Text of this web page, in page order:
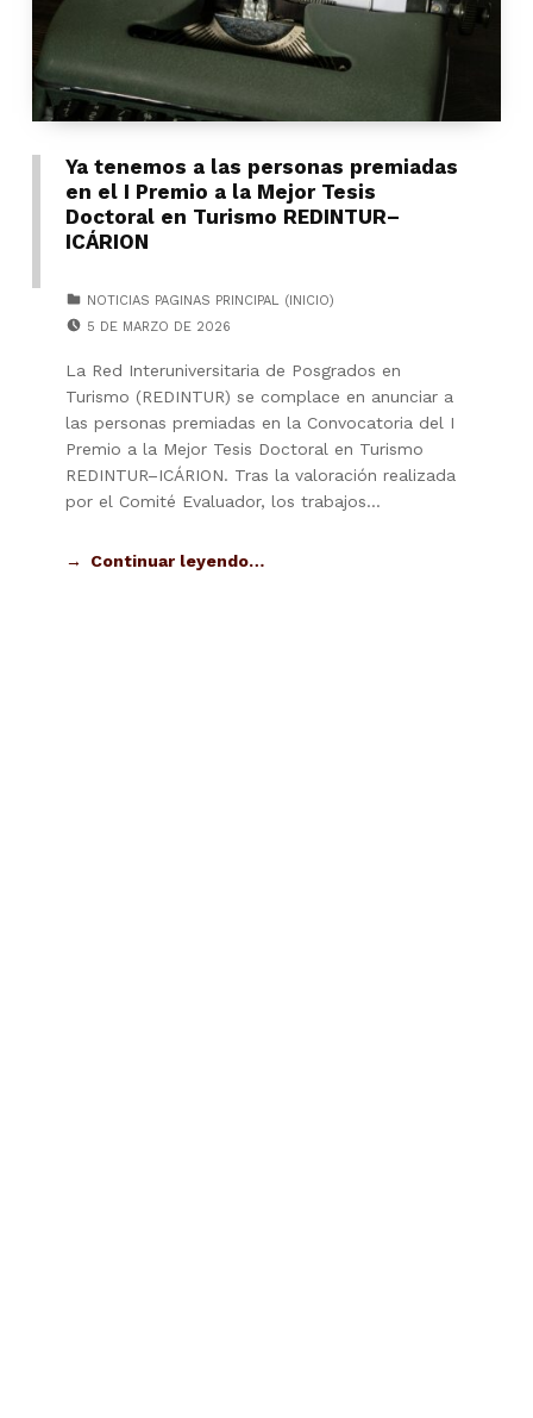
Ya tenemos a las personas premiadas
en el I Premio a la Mejor Tesis
Doctoral en Turismo REDINTUR–
ICÁRION
NOTICIAS PAGINAS PRINCIPAL (INICIO)
5 DE MARZO DE 2026
La Red Interuniversitaria de Posgrados en
Turismo (REDINTUR) se complace en anunciar a
las personas premiadas en la Convocatoria del I
Premio a la Mejor Tesis Doctoral en Turismo
REDINTUR–ICÁRION. Tras la valoración realizada
por el Comité Evaluador, los trabajos…
Continuar leyendo…